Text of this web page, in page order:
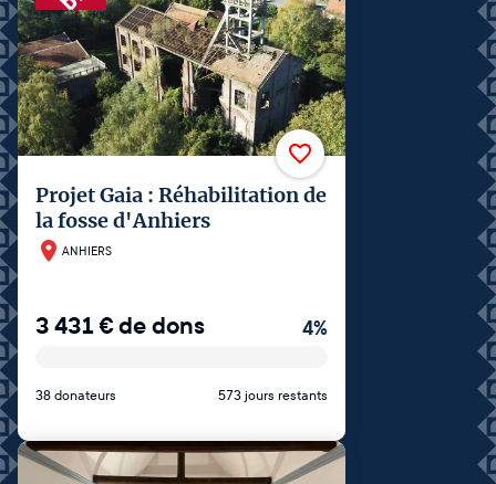
Projet Gaia : Réhabilitation de
la fosse d'Anhiers
ANHIERS
3 431€de dons 4%
38 donateurs 573 jours restants